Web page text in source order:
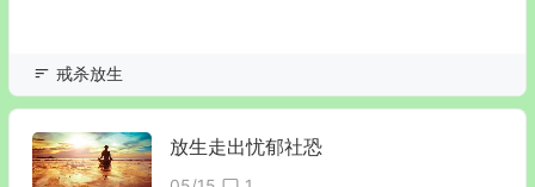
戒杀放生
放生走出忧郁社恐